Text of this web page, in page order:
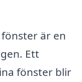
fönster är en
Ett
fönster blir